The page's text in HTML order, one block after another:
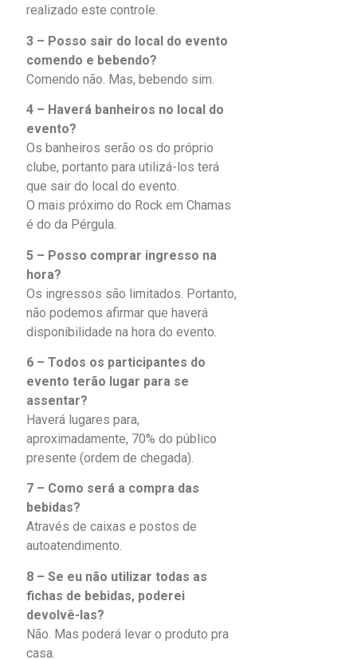
realizado este controle.
3 – Posso sair do local do evento
comendo e bebendo?
Comendo não. Mas, bebendo sim.
4 – Haverá banheiros no local do
evento?
Os banheiros serão os do próprio
clube, portanto para utilizá-los terá
que sair do local do evento.
O mais próximo do Rock em Chamas
é do da Pérgula.
5 – Posso comprar ingresso na
hora?
Os ingressos são limitados. Portanto,
não podemos afirmar que haverá
disponibilidade na hora do evento.
6 – Todos os participantes do
evento terão lugar para se
assentar?
Haverá lugares para,
aproximadamente, 70% do público
presente (ordem de chegada).
7 – Como será a compra das
bebidas?
Através de caixas e postos de
autoatendimento.
8 – Se eu não utilizar todas as
fichas de bebidas, poderei
devolvê-las?
Não. Mas poderá levar o produto pra
casa.